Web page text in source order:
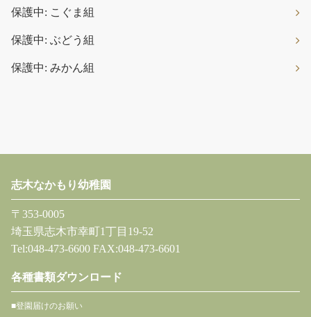
保護中: こぐま組
保護中: ぶどう組
保護中: みかん組
志木なかもり幼稚園
〒353-0005
埼玉県志木市幸町1丁目19-52
Tel:048-473-6600 FAX:048-473-6601
各種書類ダウンロード
■登園届けのお願い